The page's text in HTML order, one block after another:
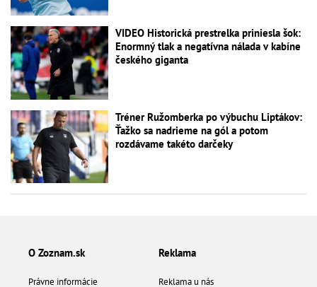
VIDEO Historická prestrelka priniesla šok:
Enormný tlak a negatívna nálada v kabíne
českého giganta
Tréner Ružomberka po výbuchu Liptákov:
Ťažko sa nadrieme na gól a potom
rozdávame takéto darčeky
O Zoznam.sk
Právne informácie
Reklama
Reklama u nás